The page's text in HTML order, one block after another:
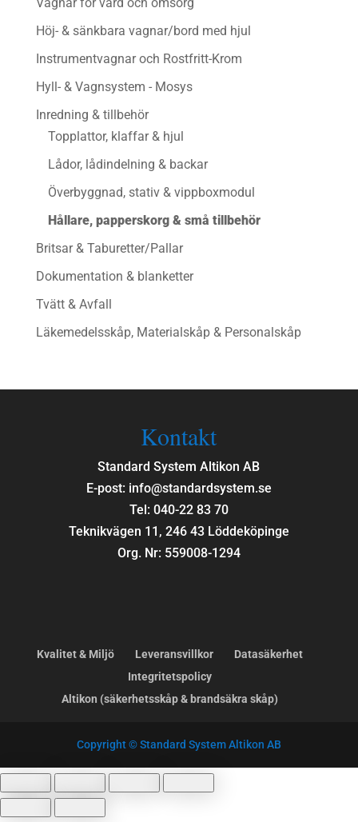
Höj- & sänkbara vagnar/bord med hjul
Instrumentvagnar och Rostfritt-Krom
Hyll- & Vagnsystem - Mosys
Inredning & tillbehör
Topplattor, klaffar & hjul
Lådor, lådindelning & backar
Överbyggnad, stativ & vippboxmodul
Hållare, papperskorg & små tillbehör
Britsar & Taburetter/Pallar
Dokumentation & blanketter
Tvätt & Avfall
Läkemedelsskåp, Materialskåp & Personalskåp
Kontakt
Standard System Altikon AB
E-post: info@standardsystem.se
Tel: 040-22 83 70
Teknikvägen 11, 246 43 Löddeköpinge
Org. Nr: 559008-1294
Kvalitet & Miljö Leveransvillkor
Datasäkerhet
Integritetspolicy
Altikon (säkerhetsskåp & brandsäkra skåp)
Copyright © Standard System Altikon AB